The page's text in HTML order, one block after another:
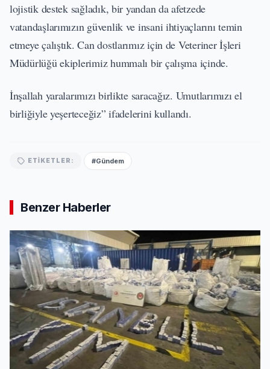
lojistik destek sağladık, bir yandan da afetzede
vatandaşlarımızın güvenlik ve insani ihtiyaçlarını temin
etmeye çalıştık. Can dostlarımız için de Veteriner İşleri
Müdürlüğü ekiplerimiz hummalı bir çalışma içinde.
İnşallah yaralarımızı birlikte saracağız. Umutlarımızı el
birliğiyle yeşerteceğiz” ifadelerini kullandı.
ETIKETLER: #Gündem
Benzer Haberler